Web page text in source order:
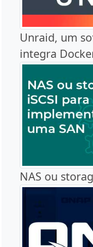
Unraid, um
integra
NAS ou